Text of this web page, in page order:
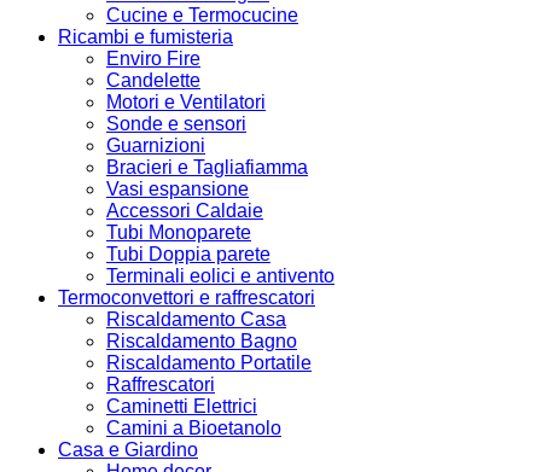
Cucine e Termocucine
Ricambi e fumisteria
Enviro Fire
Candelette
Motori e Ventilatori
Sonde e sensori
Guarnizioni
Bracieri e Tagliafiamma
Vasi espansione
Accessori Caldaie
Tubi Monoparete
Tubi Doppia parete
Terminali eolici e antivento
Termoconvettori e raffrescatori
Riscaldamento Casa
Riscaldamento Bagno
Riscaldamento Portatile
Raffrescatori
Caminetti Elettrici
Camini a Bioetanolo
Casa e Giardino